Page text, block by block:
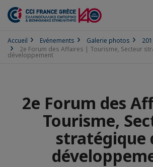
Accueil Evénements Galerie photos
2e Forum des Affaires | Tourisme, Secteur
développement
2e Forum des
Tourisme,
stratégique